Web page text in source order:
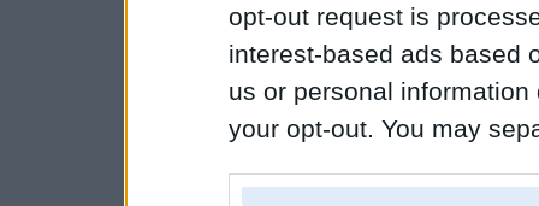
opt-out request is
interest-based ads based
us or personal
your opt-out. You may